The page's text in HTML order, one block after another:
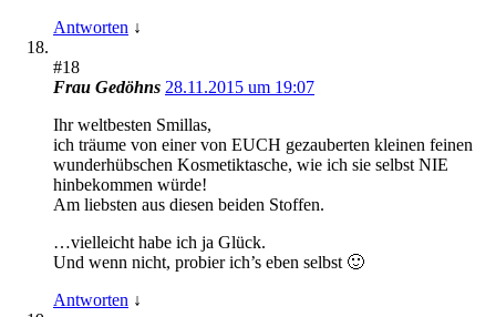
Antworten ↓
#18
Frau Gedöhns 28.11.2015 um 19:07
Ihr weltbesten Smillas,
ich träume von einer von EUCH gezauberten kleinen feinen
wunderhübschen Kosmetiktasche, wie ich sie selbst NIE
hinbekommen würde!
Am liebsten aus diesen beiden Stoffen.
…vielleicht habe ich ja Glück.
Und wenn nicht, probier ich’s eben selbst 🙂
Antworten ↓